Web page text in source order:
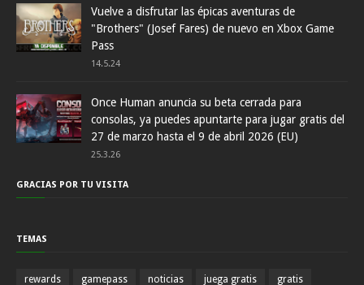
Vuelve a disfrutar las épicas aventuras de
"Brothers" (Josef Fares) de nuevo en Xbox Game
Pass
14.5.24
Once Human anuncia su beta cerrada para
consolas, ya puedes apuntarte para jugar gratis del
27 de marzo hasta el 9 de abril 2026 (EU)
25.3.26
GRACIAS POR TU VISITA
TEMAS
rewards gamepass noticias juega gratis gratis